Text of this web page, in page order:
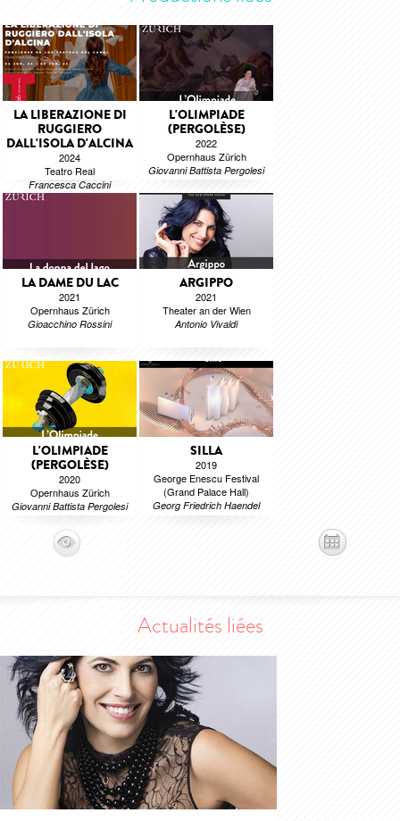
LA LIBERAZIONE DI
RUGGIERO
DALL'ISOLA D'ALCINA
2024
Teatro Real
Francesca Caccini
L'OLIMPIADE
(PERGOLÈSE)
2022
Opernhaus Zürich
Giovanni Battista Pergolesi
LA DAME DU LAC
2021
Opernhaus Zürich
Gioacchino Rossini
ARGIPPO
2021
Theater an der Wien
Antonio Vivaldi
L'OLIMPIADE
(PERGOLÈSE)
2020
Opernhaus Zürich
Giovanni Battista Pergolesi
SILLA
2019
George Enescu Festival
(Grand Palace Hall)
Georg Friedrich Haendel
Actualités liées